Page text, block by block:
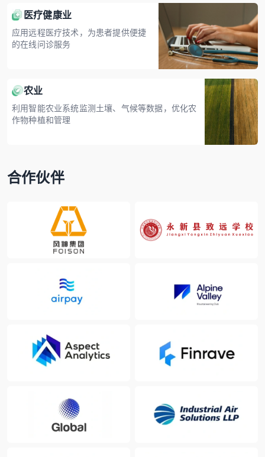
医疗健康业
应用远程医疗技术，为患者提供便捷
的在线问诊服务
农业
利用智能农业系统监测土壤、气候等数据，优化农
作物种植和管理
合作伙伴